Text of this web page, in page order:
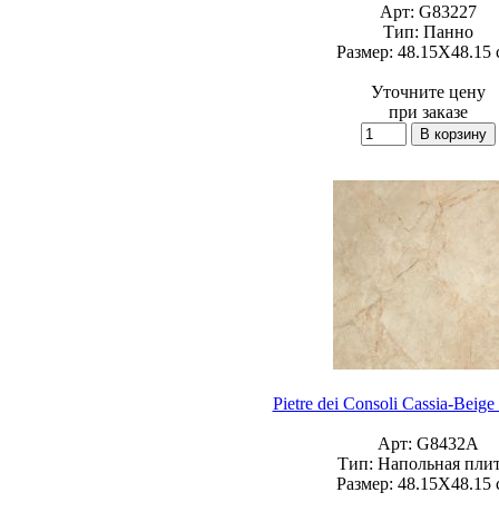
Арт: G83227
Тип: Панно
Размер: 48.15X48.15
Уточните цену
при заказе
Pietre dei Consoli Cassia-
Арт: G8432A
Тип: Напольная
Размер: 48.15X48.15